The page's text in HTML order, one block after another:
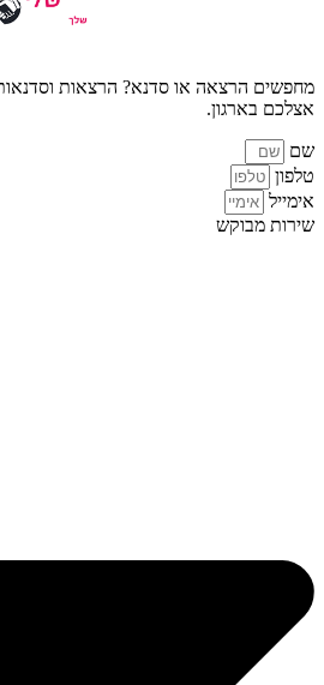
מחפשים הרצאה או סדנא? הרצאות וסדנאות
אצלכם בארגון.
שם
טלפון
אימייל
שירות מבוקש